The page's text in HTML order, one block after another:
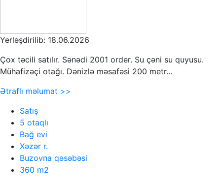
Yerləşdirilib: 18.06.2026
Çox təcili satılır. Sənədi 2001 order. Su çəni su quyusu.
Mühafizəçi otağı. Dənizlə məsafəsi 200 metr...
Ətraflı məlumat >>
Satış
5 otaqlı
Bağ evi
Xəzər r.
Buzovna qəsəbəsi
360 m2